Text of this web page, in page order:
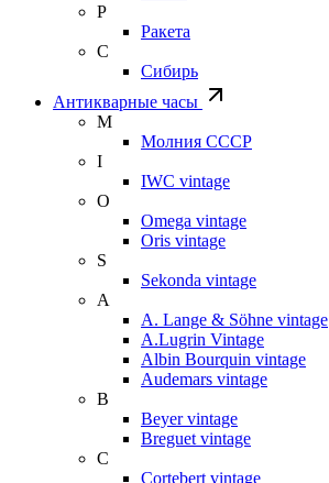
Р
Ракета
С
Сибирь
Антикварные часы
М
Молния СССР
I
IWC vintage
O
Omega vintage
Oris vintage
S
Sekonda vintage
A
A. Lange & Söhne vintage
A.Lugrin Vintage
Albin Bourquin vintage
Audemars vintage
B
Beyer vintage
Breguet vintage
C
Cortebert vintage